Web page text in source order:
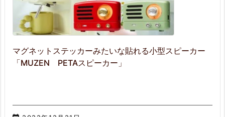
マグネットステッカーみたいな貼れる小型スピーカー
「MUZEN PETAスピーカー」